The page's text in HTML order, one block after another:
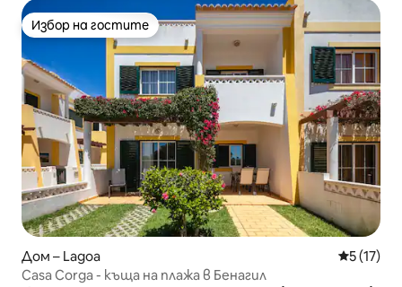
Избор на гостите
Избор на гостите
Дом – Lagoa Средна
5 (17)
Casa Corga - къща на плажа в Бенагил